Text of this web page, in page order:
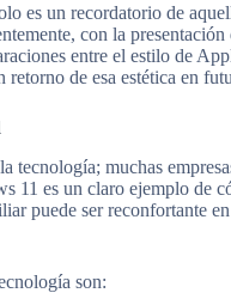
es un recordatorio de
con la presentación
entre el estilo de
de esa estética en
tecnología; muchas
11 es un claro ejemplo de
puede ser reconfortante
son: